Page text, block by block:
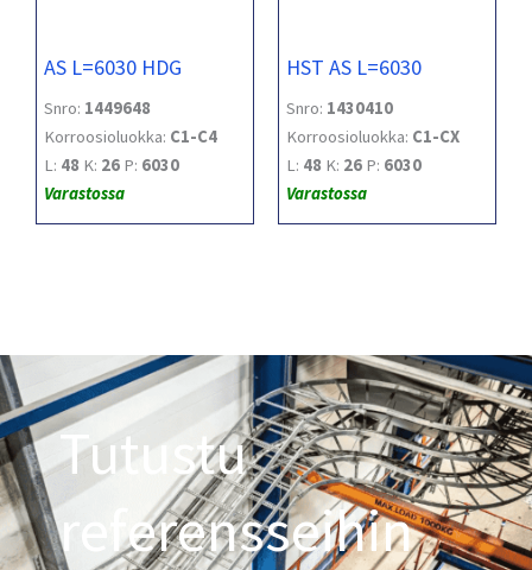
AS L=6030 HDG
Snro: 1449648
Korroosioluokka: C1-C4
L: 48 K: 26 P: 6030
Varastossa
HST AS L=6030
Snro: 1430410
Korroosioluokka: C1-CX
L: 48 K: 26 P: 6030
Varastossa
Tutustu
referensseihin